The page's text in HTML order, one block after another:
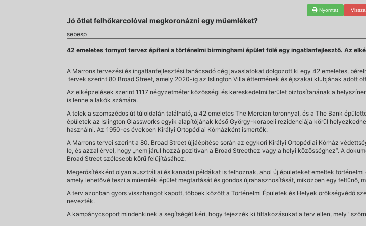
Nyomtat Vissza
Jó ötlet felhőkarcolóval megkoronázni egy műemléket?
sebesp
42 emeletes tornyot tervez építeni a történelmi birminghami épület fölé egy ingatlanfejlesztő. Az
A Marrons tervezési és ingatlanfejlesztési tanácsadó cég javaslatokat dolgozott ki egy 42 emeletes,
tervek szerint 80 Broad Street, amely 2020-ig az Islington Villa éttermének és éjszakai klubjának adott
Az elképzelések szerint 1117 négyzetméter közösségi és kereskedelmi terület biztosítanának a
is lenne a lakók számára.
A telek a szomszédos út túloldalán található, a 42 emeletes The Mercian toronnyal, és a The Bank
épületek az Islington Glassworks egyik alapítójának késő György-korabeli rezidenciája körül
használni. Az 1950-es években Királyi Ortopédiai Kórházként ismerték.
A Marrons tervei szerint a 80. Broad Street újjáépítése során az egykori Királyi Ortopédiai Kórház
le, és azzal érvel, hogy „nem járul hozzá pozitívan a Broad Streethez vagy a helyi közösséghez”. A
Broad Street szélesebb körű felújításához.
Megerősítésként olyan ausztráliai és kanadai példákat is felhoznak, ahol új épületeket emeltek
amely lehetővé teszi a műemlék épület megtartását és gondos újrahasznosítását, miközben egy feltűnő,
A terv azonban gyors visszhangot kapott, többek között a Történelmi Épületek és Helyek örökségvédő
nevezték.
A kampánycsoport mindenkinek a segítségét kéri, hogy fejezzék ki tiltakozásukat a terv ellen, mely